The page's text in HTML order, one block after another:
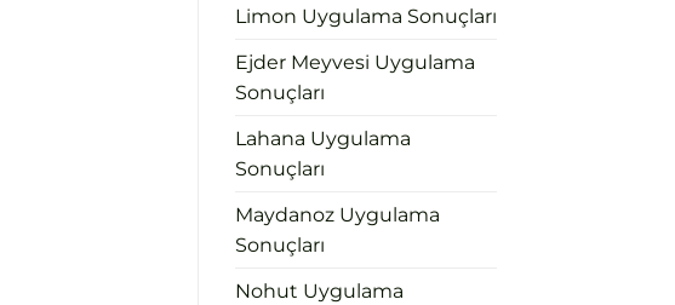
Limon Uygulama Sonuçları
Ejder Meyvesi Uygulama
Sonuçları
Lahana Uygulama
Sonuçları
Maydanoz Uygulama
Sonuçları
Nohut Uygulama